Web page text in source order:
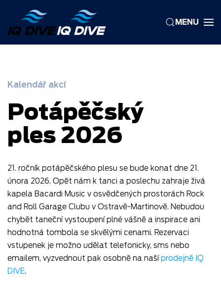
Skip to main content
MENU
Kalendář akcí
Potápěčský
ples 2026
21. ročník potápěčského plesu se bude konat dne 21.
února 2026. Opět nám k tanci a poslechu zahraje živá
kapela Bacardi Music v osvědčených prostorách Rock
and Roll Garage Clubu v Ostravě-Martinově. Nebudou
chybět taneční vystoupení plné vášně a inspirace ani
hodnotná tombola se skvělými cenami. Rezervaci
vstupenek je možno udělat telefonicky, sms nebo
emailem, vyzvednout pak osobně na našíprodejně IQ
DIVE.